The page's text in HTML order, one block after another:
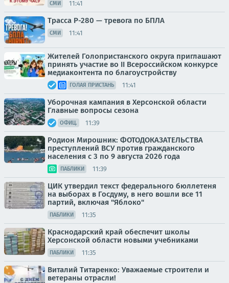
СМИ 11:41
Трасса Р-280 — тревога по БПЛА
СМИ 11:41
Жителей Голопристанского округа приглашают
принять участие во II Всероссийском конкурсе
медиаконтента по благоустройству
ГОЛАЯ ПРИСТАНЬ 11:41
Уборочная кампания в Херсонской области
Главные вопросы сезона
ОФИЦ. 11:39
Родион Мирошник: ФОТОДОКАЗАТЕЛЬСТВА
преступлений ВСУ против гражданского
населения с 3 по 9 августа 2026 года
ПАБЛИКИ 11:39
ЦИК утвердил текст федерального бюллетеня
на выборах в Госдуму, в него вошли все 11
партий, включая "Яблоко"
ПАБЛИКИ 11:35
Краснодарский край обеспечит школы
Херсонской области новыми учебниками
ПАБЛИКИ 11:35
Виталий Титаренко: Уважаемые строители и
ветераны отрасли!